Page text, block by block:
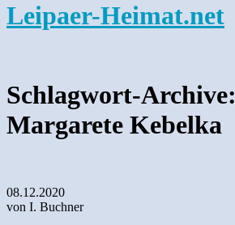
Leipaer-Heimat.net
Schlagwort-Archive:
Margarete Kebelka
08.12.2020
von I. Buchner